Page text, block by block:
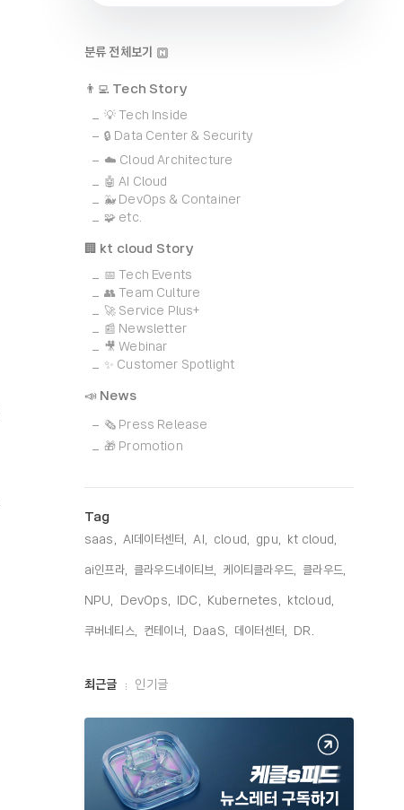
분류 전체보기
👨‍💻 Tech Story
💡 Tech Inside
🔒 Data Center & Security
☁️ Cloud Architecture
🤖 AI Cloud
🐳 DevOps & Container
🧩 etc.
🏢 kt cloud Story
📅 Tech Events
👥 Team Culture
🚀 Service Plus+
📰 Newsletter
🎥 Webinar
✨ Customer Spotlight
📣 News
🗞️ Press Release
🎁 Promotion
Tag
saas, AI데이터센터, AI, cloud, gpu, kt cloud,
ai인프라, 클라우드네이티브, 케이티클라우드, 클라우드,
NPU, DevOps, IDC, Kubernetes, ktcloud,
쿠버네티스, 컨테이너, DaaS, 데이터센터, DR,
최
최근글 인기글